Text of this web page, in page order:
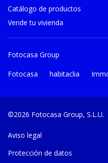
Catálogo de productos
Vende tu vivienda
Fotocasa Group
Fotocasa habitaclia
©2026 Fotocasa Group, S.L.U.
Aviso legal
Protección de datos